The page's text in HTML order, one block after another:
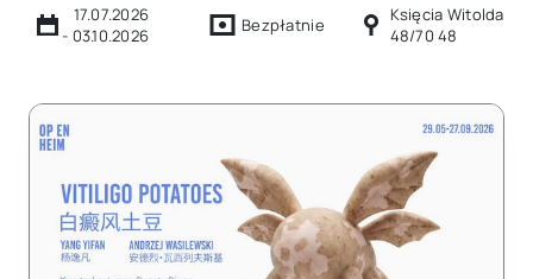
17.07.2026
- 03.10.2026 Bezpłatnie
Księcia Witolda
48/70 48